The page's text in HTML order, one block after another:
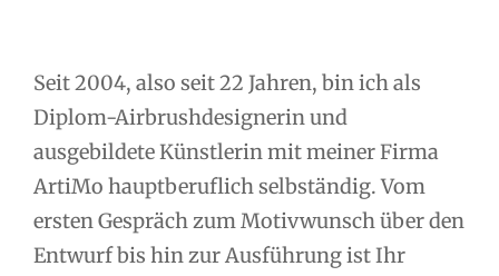
Seit 2004, also seit 22 Jahren, bin ich als
Diplom-Airbrushdesignerin und
ausgebildete Künstlerin mit meiner Firma
ArtiMo hauptberuflich selbständig. Vom
ersten Gespräch zum Motivwunsch über den
Entwurf bis hin zur Ausführung ist Ihr